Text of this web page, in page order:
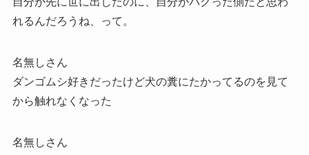
れるんだろうね、って。
名無しさん
ダンゴムシ好きだったけど犬の糞にたかってるのを見て
から触れなくなった
名無しさん